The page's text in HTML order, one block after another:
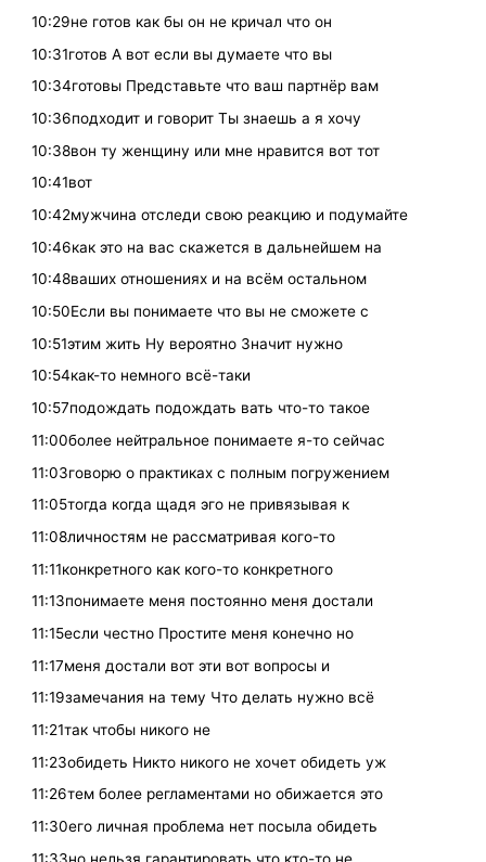
10:29не готов как бы он не кричал что он
10:31готов А вот если вы думаете что вы
10:34готовы Представьте что ваш партнёр вам
10:36подходит и говорит Ты знаешь а я хочу
10:38вон ту женщину или мне нравится вот тот
10:41вот
10:42мужчина отследи свою реакцию и подумайте
10:46как это на вас скажется в дальнейшем на
10:48ваших отношениях и на всём остальном
10:50Если вы понимаете что вы не сможете с
10:51этим жить Ну вероятно Значит нужно
10:54как-то немного всё-таки
10:57подождать подождать вать что-то такое
11:00более нейтральное понимаете я-то сейчас
11:03говорю о практиках с полным погружением
11:05тогда когда щадя эго не привязывая к
11:08личностям не рассматривая кого-то
11:11конкретного как кого-то конкретного
11:13понимаете меня постоянно меня достали
11:15если честно Простите меня конечно но
11:17меня достали вот эти вот вопросы и
11:19замечания на тему Что делать нужно всё
11:21так чтобы никого не
11:23обидеть Никто никого не хочет обидеть уж
11:26тем более регламентами но обижается это
11:30его личная проблема нет посыла обидеть
11:33но нельзя гарантировать что кто-то не